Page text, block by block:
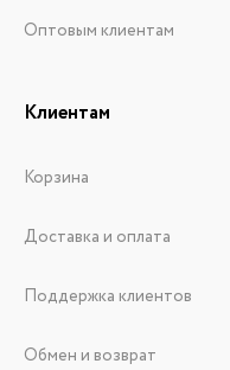
Оптовым клиентам
Клиентам
Корзина
Доставка и оплата
Поддержка клиентов
Обмен и возврат